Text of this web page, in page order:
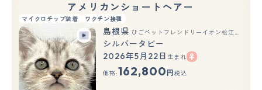
アメリカンショートヘアー
マイクロチップ装着 ワクチン接種
もっと見る
島根県 ひごペットフレンドリーイオン松江ショッピングセンター店
シルバータビー
2026年5月22日 生まれ
価格:162,800 円 税込